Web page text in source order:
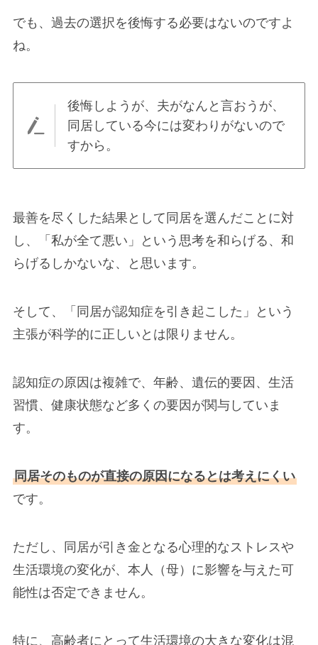
でも、過去の選択を後悔する必要はないのですよ
ね。
後悔しようが、夫がなんと言おうが、
同居している今には変わりがないので
すから。
最善を尽くした結果として同居を選んだことに対
し、「私が全て悪い」という思考を和らげる、和
らげるしかないな、と思います。
そして、「同居が認知症を引き起こした」という
主張が科学的に正しいとは限りません。
認知症の原因は複雑で、年齢、遺伝的要因、生活
習慣、健康状態など多くの要因が関与していま
す。
同居そのものが直接の原因になるとは考えにくい
です。
ただし、同居が引き金となる心理的なストレスや
生活環境の変化が、本人（母）に影響を与えた可
能性は否定できません。
特に、高齢者にとって生活環境の大きな変化は混